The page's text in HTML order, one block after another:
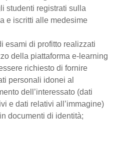
studenti registrati sulla
e iscritti alle medesime
esami di profitto realizzati
della piattaforma e-learning
richiesto di fornire
personali idonei al
dell’interessato (dati
e dati relativi all’immagine)
documenti di identità;